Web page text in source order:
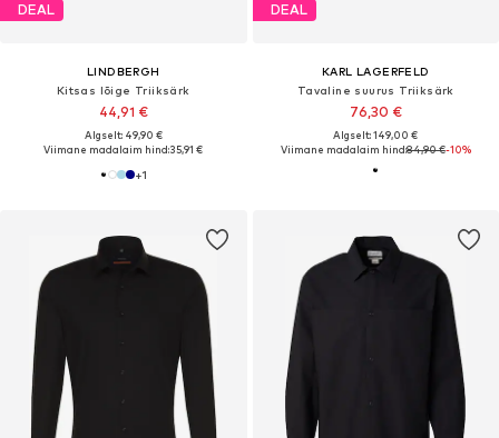
DEAL
LINDBERGH
Kitsas lõige Triiksärk
44,91 €
Algselt: 49,90 €
Viimane madalaim hind:35,91 €
+1
DEAL
KARL LAGERFELD
Tavaline suurus Triiksärk
76,30 €
Algselt: 149,00 €
Viimane madalaim hind:84,90 €-10%